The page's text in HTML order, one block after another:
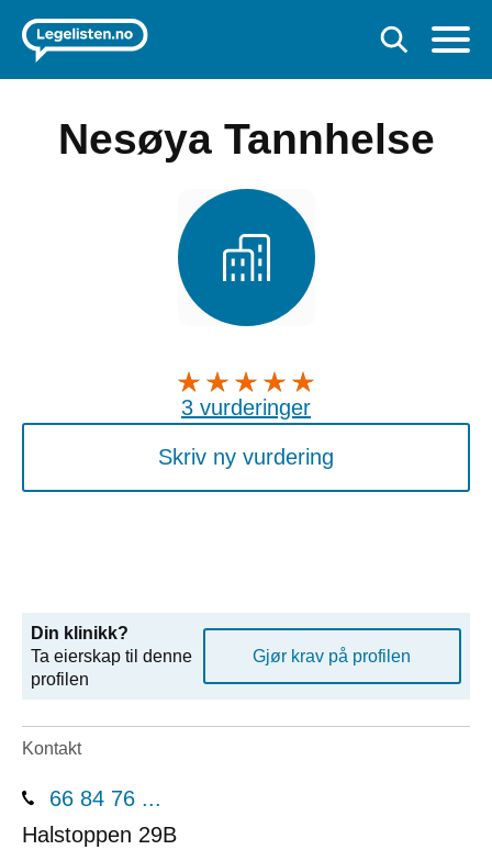
Nesøya Tannhelse
3 vurderinger
Skriv ny vurdering
Din klinikk?
Ta eierskap til denne
profilen
Gjør krav på profilen
Kontakt
66 84 76 ...
Halstoppen 29B